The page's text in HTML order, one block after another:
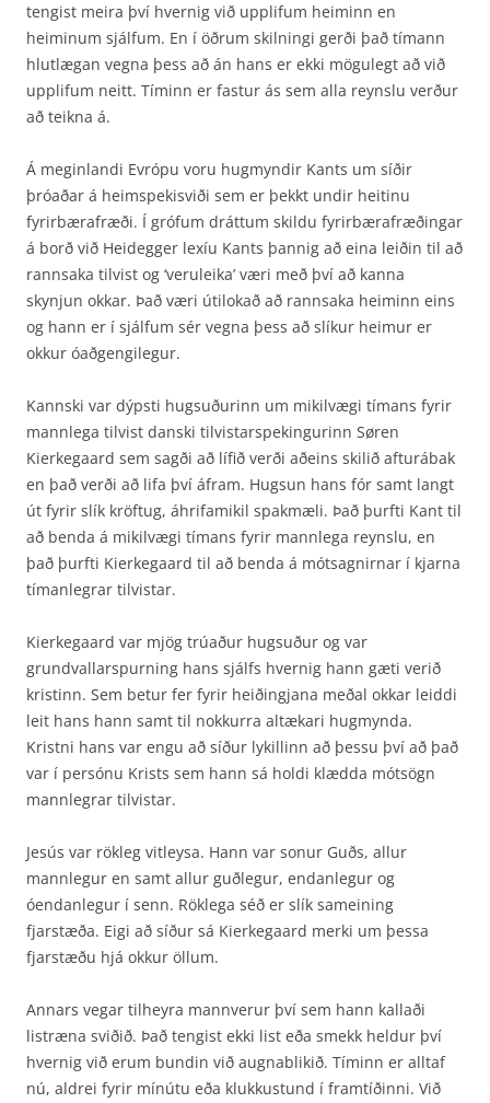
tengist meira því hvernig við upplifum heiminn en
heiminum sjálfum. En í öðrum skilningi gerði það tímann
hlutlægan vegna þess að án hans er ekki mögulegt að við
upplifum neitt. Tíminn er fastur ás sem alla reynslu verður
að teikna á.
Á meginlandi Evrópu voru hugmyndir Kants um síðir
þróaðar á heimspekisviði sem er þekkt undir heitinu
fyrirbærafræði. Í grófum dráttum skildu fyrirbærafræðingar
á borð við Heidegger lexíu Kants þannig að eina leiðin til að
rannsaka tilvist og ‘veruleika’ væri með því að kanna
skynjun okkar. Það væri útilokað að rannsaka heiminn eins
og hann er í sjálfum sér vegna þess að slíkur heimur er
okkur óaðgengilegur.
Kannski var dýpsti hugsuðurinn um mikilvægi tímans fyrir
mannlega tilvist danski tilvistar­spekingurinn Søren
Kierkegaard sem sagði að lífið verði aðeins skilið afturábak
en það verði að lifa því áfram. Hugsun hans fór samt langt
út fyrir slík kröftug, áhrifamikil spakmæli. Það þurfti Kant til
að benda á mikilvægi tímans fyrir mannlega reynslu, en
það þurfti Kierkegaard til að benda á mótsagnirnar í kjarna
tímanlegrar tilvistar.
Kierkegaard var mjög trúaður hugsuður og var
grundvallarspurning hans sjálfs hvernig hann gæti verið
kristinn. Sem betur fer fyrir heiðingjana meðal okkar leiddi
leit hans hann samt til nokkurra altækari hugmynda.
Kristni hans var engu að síður lykillinn að þessu því að það
var í persónu Krists sem hann sá holdi klædda mótsögn
mannlegrar tilvistar.
Jesús var rökleg vitleysa. Hann var sonur Guðs, allur
mannlegur en samt allur guðlegur, endan­legur og
óendanlegur í senn. Röklega séð er slík sameining
fjarstæða. Eigi að síður sá Kierke­gaard merki um þessa
fjarstæðu hjá okkur öllum.
Annars vegar tilheyra mannverur því sem hann kallaði
listræna sviðið. Það tengist ekki list eða smekk heldur því
hvernig við erum bundin við augnablikið. Tíminn er alltaf
nú, aldrei fyrir mínútu eða klukkustund í framtíðinni. Við